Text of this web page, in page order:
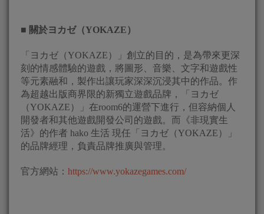
■ 關於ヨカゼ（YOKAZE）
「ヨカゼ（YOKAZE）」創立的目的，是為帶來更深
刻的情感體驗的遊戲，將圖形、音樂、文字和遊戲性
等元素融和，製作出讓玩家深深沉浸其中的作品。作
為超越出版商界限的新獨立遊戲品牌，「ヨカゼ
（YOKAZE）」在room6的運營下進行，但容納個人
開發者和其他遊戲開發公司的遊戲。而《非現實生
活》的作者 hako 生活 現任「ヨカゼ（YOKAZE）」
的品牌經理，負責品牌推廣與管理。
官方網站： https://www.yokazegames.com/